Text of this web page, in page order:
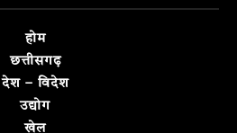
होम
छत्तीसगढ़
देश – विदेश
उद्योग
खेल